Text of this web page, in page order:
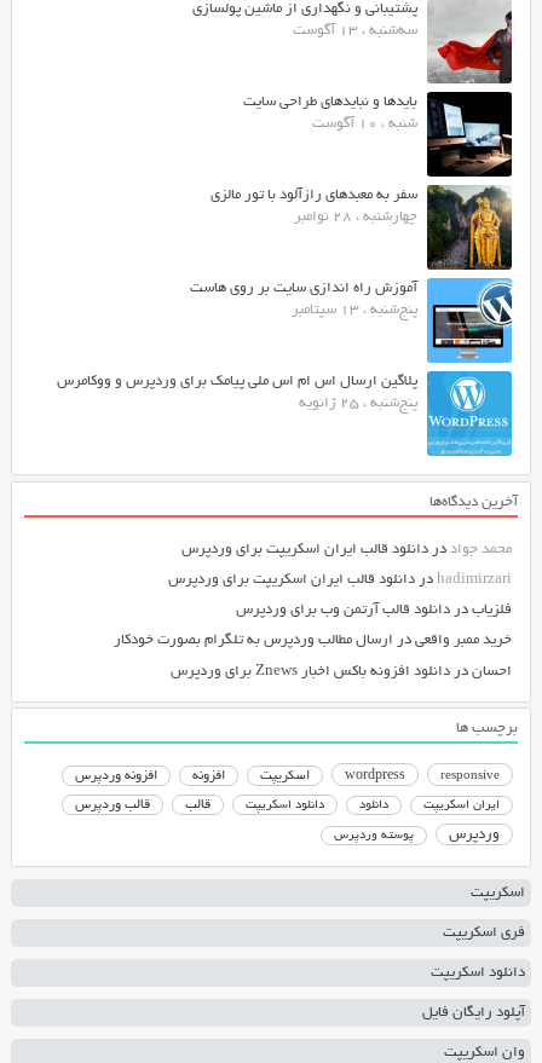
پشتیبانی و نگهداری از ماشین پولسازی
سه‌شنبه ، 13 آگوست
بایدها و نبایدهای طراحی سایت
شنبه ، 10 آگوست
سفر به معبدهای رازآلود با تور مالزی
چهارشنبه ، 28 نوامبر
آموزش راه اندازی سایت بر روی هاست
پنج‌شنبه ، 13 سپتامبر
پلاگین ارسال اس ام اس ملی پیامک برای وردپرس و ووکامرس
پنج‌شنبه ، 25 ژانویه
آخرین دیدگاه‌ها
محمد جواددر دانلود قالب ایران اسکریپت برای وردپرس
hadimirzariدر دانلود قالب ایران اسکریپت برای وردپرس
فلزیابدر دانلود قالب آرتمن وب برای وردپرس
خرید ممبر واقعیدر ارسال مطالب وردپرس به تلگرام بصورت خودکار
احساندر دانلود افزونه باکس اخبار Znews برای وردپرس
برچسب ها
responsive
wordpress اسکریپت افزونه افزونه وردپرس
ایران اسکریپت دانلود دانلود اسکریپت قالب قالب وردپرس
وردپرس پوسته وردپرس
اسکریپت
فری اسکریپت
دانلود اسکریپت
آپلود رایگان فایل
وان اسکریپت